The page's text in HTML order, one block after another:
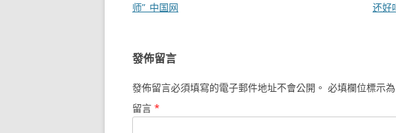
章
师”_中国网
还好
發佈留言
發佈留言必須填寫的電子郵件地址不會公開。 必填欄位標示為
留言 *